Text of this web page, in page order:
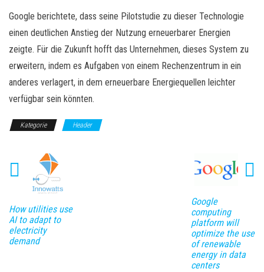
Google berichtete, dass seine Pilotstudie zu dieser Technologie
einen deutlichen Anstieg der Nutzung erneuerbarer Energien
zeigte. Für die Zukunft hofft das Unternehmen, dieses System zu
erweitern, indem es Aufgaben von einem Rechenzentrum in ein
anderes verlagert, in dem erneuerbare Energiequellen leichter
verfügbar sein könnten.
Kategorie Header
How utilities use
AI to adapt to
electricity
demand
Google
computing
platform will
optimize the use
of renewable
energy in data
centers